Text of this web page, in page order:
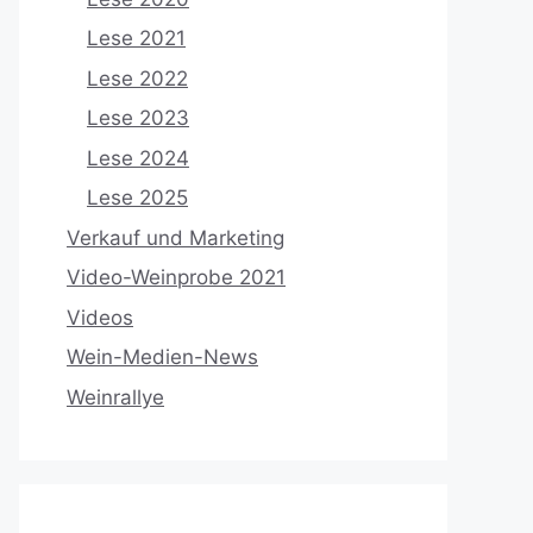
Lese 2021
Lese 2022
Lese 2023
Lese 2024
Lese 2025
Verkauf und Marketing
Video-Weinprobe 2021
Videos
Wein-Medien-News
Weinrallye